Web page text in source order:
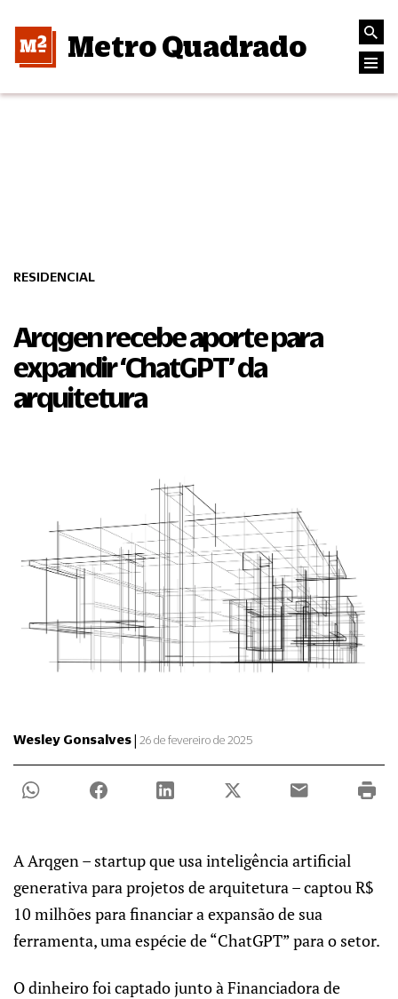
Metro Quadrado
RESIDENCIAL
Arqgen recebe aporte para
expandir ‘ChatGPT’ da
arquitetura
Wesley Gonsalves| 26 de fevereiro de 2025
A Arqgen – startup que usa inteligência artificial
generativa para projetos de arquitetura – captou R$
10 milhões para financiar a expansão de sua
ferramenta, uma espécie de “ChatGPT” para o setor.
O dinheiro foi captado junto à Financiadora de